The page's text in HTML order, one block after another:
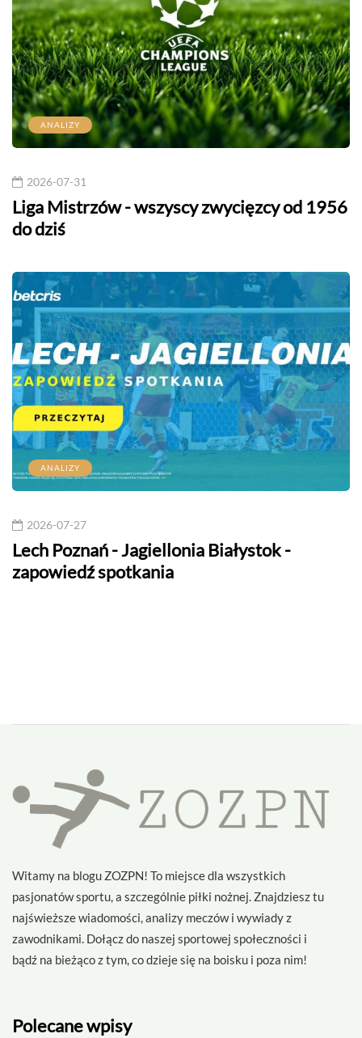
ANALIZY
2026-07-31
Liga Mistrzów - wszyscy zwycięzcy od 1956
do dziś
ANALIZY
2026-07-27
Lech Poznań - Jagiellonia Białystok -
zapowiedź spotkania
Witamy na blogu ZOZPN! To miejsce dla wszystkich
pasjonatów sportu, a szczególnie piłki nożnej. Znajdziesz tu
najświeższe wiadomości, analizy meczów i wywiady z
zawodnikami. Dołącz do naszej sportowej społeczności i
bądź na bieżąco z tym, co dzieje się na boisku i poza nim!
Polecane wpisy